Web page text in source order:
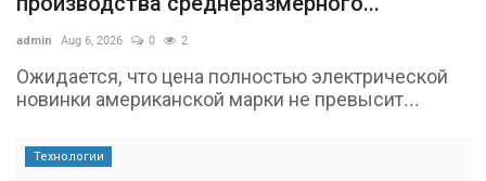
admin Aug 6, 2026 0 2
Ожидается, что цена полностью электрической
новинки американской марки не превысит...
Технологии